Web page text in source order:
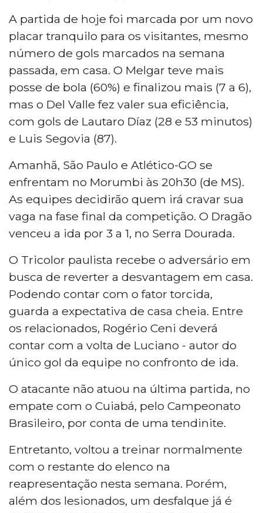
A partida de hoje foi marcada por um novo
placar tranquilo para os visitantes, mesmo
número de gols marcados na semana
passada, em casa. O Melgar teve mais
posse de bola (60%) e finalizou mais (7 a 6),
mas o Del Valle fez valer sua eficiência,
com gols de Lautaro Díaz (28 e 53 minutos)
e Luis Segovia (87).
Amanhã, São Paulo e Atlético-GO se
enfrentam no Morumbi às 20h30 (de MS).
As equipes decidirão quem irá cravar sua
vaga na fase final da competição. O Dragão
venceu a ida por 3 a 1, no Serra Dourada.
O Tricolor paulista recebe o adversário em
busca de reverter a desvantagem em casa.
Podendo contar com o fator torcida,
guarda a expectativa de casa cheia. Entre
os relacionados, Rogério Ceni deverá
contar com a volta de Luciano - autor do
único gol da equipe no confronto de ida.
O atacante não atuou na última partida, no
empate com o Cuiabá, pelo Campeonato
Brasileiro, por conta de uma tendinite.
Entretanto, voltou a treinar normalmente
com o restante do elenco na
reapresentação nesta semana. Porém,
além dos lesionados, um desfalque já é